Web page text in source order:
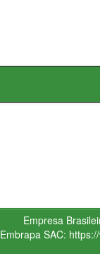
Empresa
Embrapa SAC: